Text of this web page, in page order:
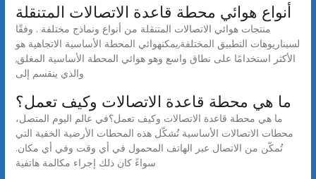
أنواع هوائي محطة قاعدة الاتصالات المتنقلة
منتجات هوائي الاتصالات المتنقلة من أنواع ونماذج مختلفة . وفقًا
لسيناريوهات التطبيق المختلفة,يمكنهوائي المحطة الأساسية الاتجاهية هو
الأكثر استخدامًا على نطاق واسع وهو هوائي المحطة الأساسية المغلق,
والذي ينقسم إلى
ما هي محطة قاعدة الاتصالات وكيف تعمل؟
ما هي محطة قاعدة الاتصالات وكيف تعمل؟في عالم اليوم المتصل،
محطات الاتصالات الأساسية تُشكّل هذه المحطات الأرضية الخفية التي
تُمكّن من الاتصال عبر الهاتف المحمول في أي وقت وفي أي مكان.
سواءً كان ذلك إجراء مكالمة هاتفية